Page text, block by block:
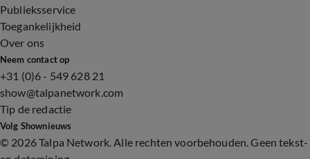
Publieksservice
Toegankelijkheid
Over ons
Neem contact op
+31 (0)6 - 549 628 21
show@talpanetwork.com
Tip de redactie
Volg Shownieuws
© 2026 Talpa Network. Alle rechten voorbehouden. Geen tekst-